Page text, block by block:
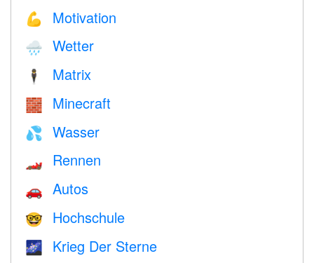
💪 Motivation
🌧 Wetter
🕴️ Matrix
🧱 Minecraft
💦 Wasser
🏎 Rennen
🚗 Autos
🤓 Hochschule
🌌 Krieg Der Sterne